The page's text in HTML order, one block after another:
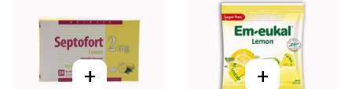
+
+